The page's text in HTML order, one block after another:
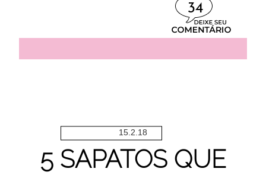
34
15.2.18
5 SAPATOS QUE